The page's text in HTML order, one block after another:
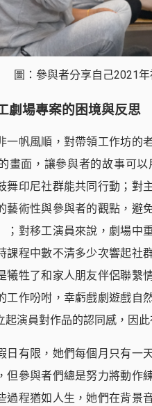
圖：參與者分享自己2021
劇場專案的困境與反思
一帆風順，對帶領工作坊的
畫面，讓參與者的故事可
舞印尼社群能共同行動；對
藝術性與參與者的觀點，避
；對移工演員來說，劇場中
課程中數不清多少次響起社
犧牲了和家人朋友伴侶聯繫
工作吩咐，幸虧戲劇遊戲自
起演員對作品的認同感，因
日有限，她們每個月只有一
但參與者們總是努力將動作
過程猶如人生，她們在背景